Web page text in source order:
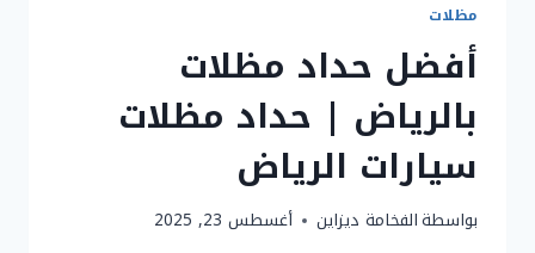
مظلات
أفضل حداد مظلات
بالرياض | حداد مظلات
سيارات الرياض
بواسطةالفخامة ديزاين أغسطس 23, 2025